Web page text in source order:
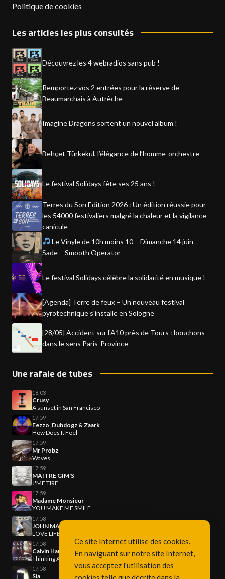
Politique de cookies
Les articles les plus consultés
Découvrez les 4 webradios sans pub !
Remportez vos 2 entrées pour la réserve de
Beaumarchais à Autrèche
Imagine Dragons sortent un nouvel album !
Behçet Türkekul, l’élégance de l’homme-orchestre
Le festival Solidays fête ses 25 ans !
Terres du Son Edition 2026 : Un édition réussie pour
les 54000 festivaliers malgré la chaleur et la vigilance
canicule
Le Vinyle de 10h moins 10 – Dimanche 14 juin –
Sade – Smooth Operator
Le festival Solidays célèbre la solidarité en musique !
[Agenda] Terre de feux – Un nouveau festival
pyrotechnique s'installe en Sologne
[28/05] Accident sur l'A10 près de Tours : bouchons
dans le sens Paris-Province
Une rafale de tubes
18:03
Crusy
A sunset in San Francisco
17:59
Fezzo, Dubdogz & Zaark
How Does It Feel
17:59
Mr Probz
Waves
17:59
MAITRE GIM'S
J'ME TIRE
17:59
Madame Monsieur
YOU MAKE ME SMILE
17:58
JOHN MAMANN
LOVE LIFE
17:58
Calvin Harris
Thinking About You
17:58
Sia
Ce site Internet utilise des cookies.
En naviguant sur notre site Internet,
vous acceptez l'utilisation des